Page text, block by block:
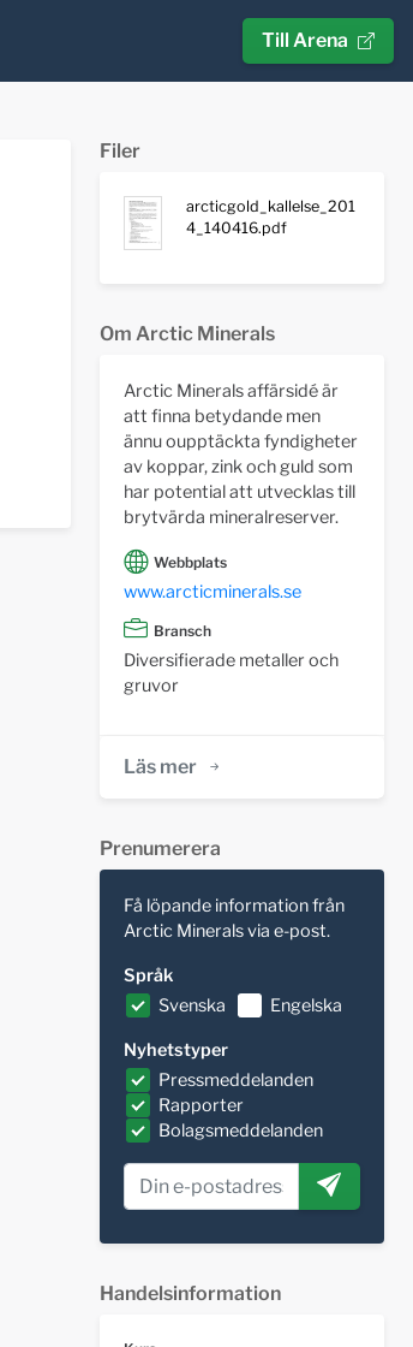
Till Arena
Filer
arcticgold_kallelse_201
4_140416.pdf
Om Arctic Minerals
Arctic Minerals affärsidé är
att finna betydande men
ännu oupptäckta fyndigheter
av koppar, zink och guld som
har potential att utvecklas till
brytvärda mineralreserver.
Webbplats
www.arcticminerals.se
Bransch
Diversifierade metaller och
gruvor
Läs mer
Prenumerera
Få löpande information från
Arctic Minerals via e-post.
Språk
Svenska
Engelska
Nyhetstyper
Pressmeddelanden
Rapporter
Bolagsmeddelanden
Handelsinformation